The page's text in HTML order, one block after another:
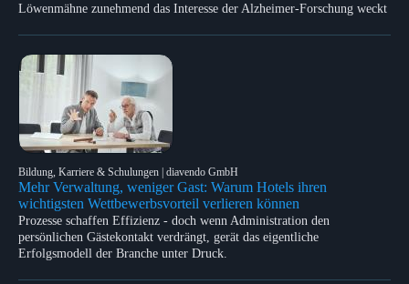
Löwenmähne zunehmend das Interesse der Alzheimer-Forschung weckt
Bildung, Karriere & Schulungen | diavendo GmbH
Mehr Verwaltung, weniger Gast: Warum Hotels ihren
wichtigsten Wettbewerbsvorteil verlieren können
Prozesse schaffen Effizienz - doch wenn Administration den
persönlichen Gästekontakt verdrängt, gerät das eigentliche
Erfolgsmodell der Branche unter Druck.